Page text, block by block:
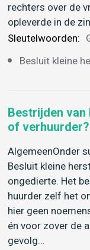
rechters over de
opleverde in de
Sleutelwoorden:
Besluit kleine
Bestrijden van
of verhuurder?
AlgemeenOnder
Besluit kleine
ongedierte. Het
huurder zelf het
hier geen
én voor zover de
gevolg…